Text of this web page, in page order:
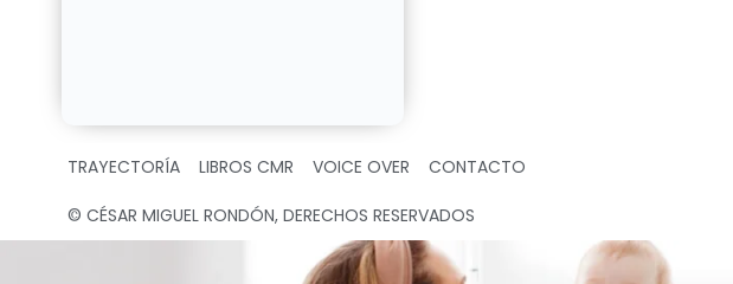
TRAYECTORÍA LIBROS CMR VOICE OVER CONTACTO
© CÉSAR MIGUEL RONDÓN, DERECHOS RESERVADOS